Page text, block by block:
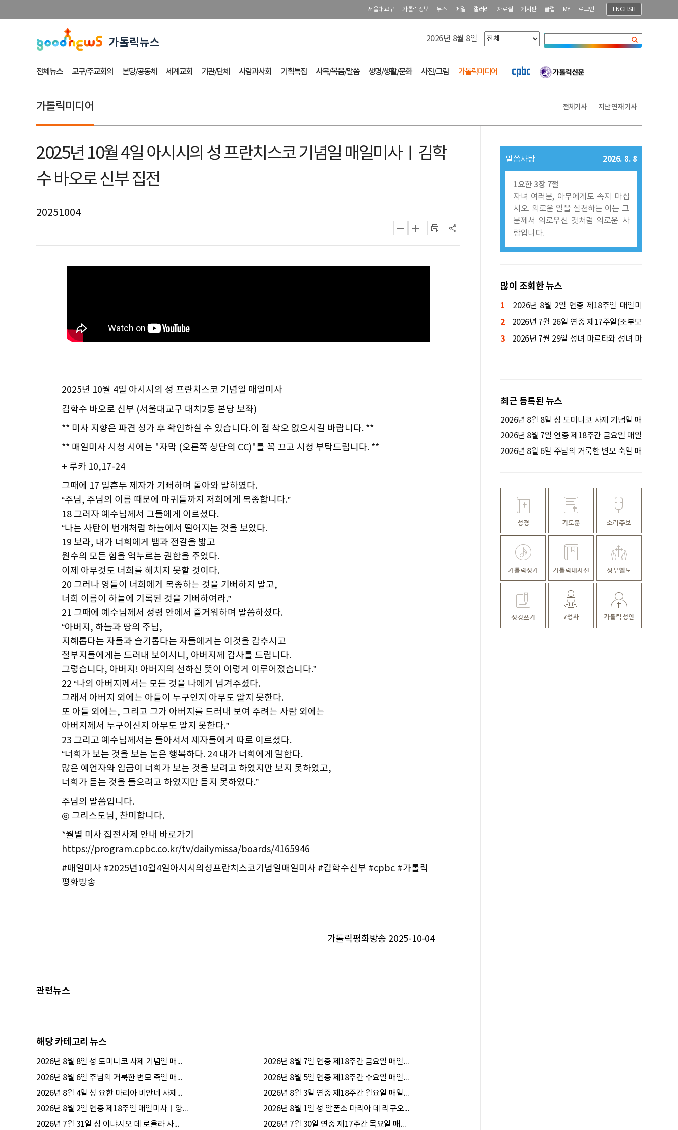
서울대교구 가톨릭정보 뉴스 메일 갤러리 자료실 게시판 클럽 MY 로그인 ENGLISH
2026년 8월 8일
전체뉴스 교구/주교회의 본당/공동체 세계교회 기관/단체 사람과사회 기획특집 사목/복음/말씀 생명/생활/문화 사진/그림 가톨릭미디어
가톨릭미디어 전체기사 지난 연재 기사
2025년 10월 4일 아시시의 성 프란치스코 기념일 매일미사ㅣ김학
수 바오로 신부 집전
20251004
2025년 10월 4일 아시시의 성 프란치스코 기념일 매일미사
김학수 바오로 신부 (서울대교구 대치2동 본당 보좌)
** 미사 지향은 파견 성가 후 확인하실 수 있습니다.이 점 착오 없으시길 바랍니다. **
** 매일미사 시청 시에는 "자막 (오른쪽 상단의 CC)"를 꼭 끄고 시청 부탁드립니다. **
+ 루카 10,17-24
그때에 17 일흔두 제자가 기뻐하며 돌아와 말하였다.
“주님, 주님의 이름 때문에 마귀들까지 저희에게 복종합니다.”
18 그러자 예수님께서 그들에게 이르셨다.
“나는 사탄이 번개처럼 하늘에서 떨어지는 것을 보았다.
19 보라, 내가 너희에게 뱀과 전갈을 밟고
원수의 모든 힘을 억누르는 권한을 주었다.
이제 아무것도 너희를 해치지 못할 것이다.
20 그러나 영들이 너희에게 복종하는 것을 기뻐하지 말고,
너희 이름이 하늘에 기록된 것을 기뻐하여라.”
21 그때에 예수님께서 성령 안에서 즐거워하며 말씀하셨다.
“아버지, 하늘과 땅의 주님,
지혜롭다는 자들과 슬기롭다는 자들에게는 이것을 감추시고
철부지들에게는 드러내 보이시니, 아버지께 감사를 드립니다.
그렇습니다, 아버지! 아버지의 선하신 뜻이 이렇게 이루어졌습니다.”
22 “나의 아버지께서는 모든 것을 나에게 넘겨주셨다.
그래서 아버지 외에는 아들이 누구인지 아무도 알지 못한다.
또 아들 외에는, 그리고 그가 아버지를 드러내 보여 주려는 사람 외에는
아버지께서 누구이신지 아무도 알지 못한다.”
23 그리고 예수님께서는 돌아서서 제자들에게 따로 이르셨다.
“너희가 보는 것을 보는 눈은 행복하다. 24 내가 너희에게 말한다.
많은 예언자와 임금이 너희가 보는 것을 보려고 하였지만 보지 못하였고,
너희가 듣는 것을 들으려고 하였지만 듣지 못하였다.”
주님의 말씀입니다.
◎ 그리스도님, 찬미합니다.
*월별 미사 집전사제 안내 바로가기
https://program.cpbc.co.kr/tv/dailymissa/boards/4165946
#매일미사 #2025년10월4일아시시의성프란치스코기념일매일미사 #김학수신부 #cpbc #가톨릭
평화방송
가톨릭평화방송 2025-10-04
관련뉴스
해당 카테고리 뉴스
2026년 8월 8일 성 도미니코 사제 기념일 매...
2026년 8월 7일 연중 제18주간 금요일 매일...
2026년 8월 6일 주님의 거룩한 변모 축일 매...
2026년 8월 5일 연중 제18주간 수요일 매일...
2026년 8월 4일 성 요한 마리아 비안네 사제...
2026년 8월 3일 연중 제18주간 월요일 매일...
2026년 8월 2일 연중 제18주일 매일미사ㅣ양...
2026년 8월 1일 성 알폰소 마리아 데 리구오...
2026년 7월 31일 성 이냐시오 데 로욜라 사...
2026년 7월 30일 연중 제17주간 목요일 매...
말씀사탕 2026. 8. 8
1요한 3장 7절
자녀 여러분, 아무에게도 속지 마십
시오. 의로운 일을 실천하는 이는 그
분께서 의로우신 것처럼 의로운 사
람입니다.
많이 조회한 뉴스
1
2026년 8월 2일 연중 제18주일 매일미
사ㅣ양정진 세례자 요한 신부 집전
2
2026년 7월 26일 연중 제17주일(조부모
와 노인의 날) 매일미사ㅣ박규식 암브로시
3
2026년 7월 29일 성녀 마르타와 성녀 마
최근 등록된 뉴스
2026년 8월 8일 성 도미니코 사제 기념일 매
일미사ㅣ김윤욱 루카 신부 집전
2026년 8월 7일 연중 제18주간 금요일 매일
미사ㅣ정연우 스테파노 신부 집전
2026년 8월 6일 주님의 거룩한 변모 축일 매